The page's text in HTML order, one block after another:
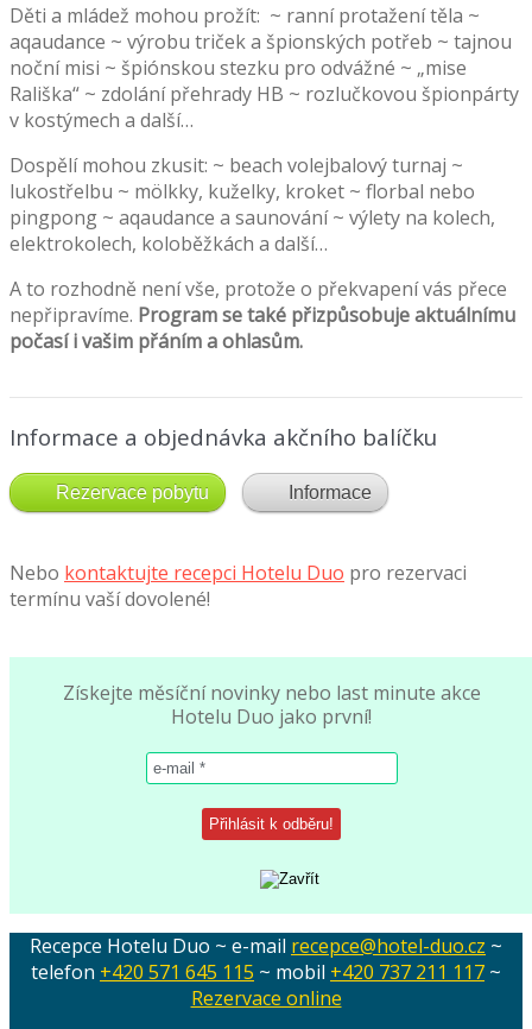
Děti a mládež mohou prožít: ~ ranní protažení těla ~
aqaudance ~ výrobu triček a špionských potřeb ~ tajnou
noční misi ~ špiónskou stezku pro odvážné ~ „mise
Rališka“ ~ zdolání přehrady HB ~ rozlučkovou špionpárty
v kostýmech a další…
Dospělí mohou zkusit: ~ beach volejbalový turnaj ~
lukostřelbu ~ mölkky, kuželky, kroket ~ florbal nebo
pingpong ~ aqaudance a saunování ~ výlety na kolech,
elektrokolech, koloběžkách a další…
A to rozhodně není vše, protože o překvapení vás přece
nepřipravíme. Program se také přizpůsobuje aktuálnímu
počasí i vašim přáním a ohlasům.
Informace a objednávka akčního balíčku
Rezervace pobytu Informace
Nebo kontaktujte recepci Hotelu Duo pro rezervaci
termínu vaší dovolené!
Získejte měsíční novinky nebo last minute akce
Hotelu Duo jako první!
Recepce Hotelu Duo ~ e-mail recepce@hotel-duo.cz ~
telefon +420 571 645 115 ~ mobil +420 737 211 117 ~
Rezervace online